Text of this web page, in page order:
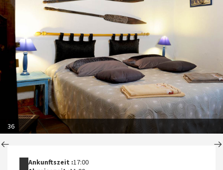
36
Ankunftszeit :17:00